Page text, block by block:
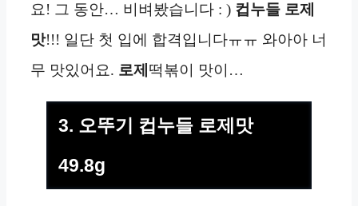
요! 그 동안… 비벼봤습니다 : ) 컵누들 로제
맛!!! 일단 첫 입에 합격입니다ㅠㅠ 와아아 너
무 맛있어요. 로제 떡볶이 맛이…
3. 오뚜기 컵누들 로제맛
49.8g